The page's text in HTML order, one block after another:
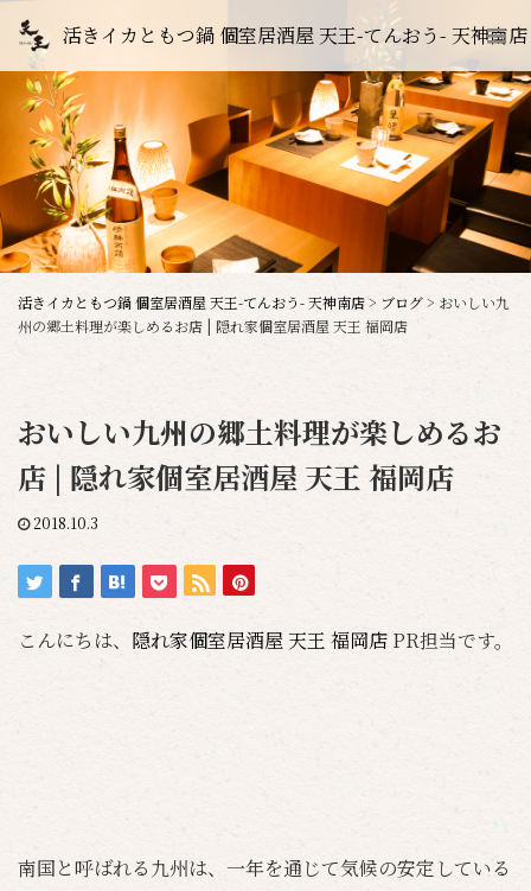
活きイカともつ鍋 個室居酒屋 天王-てんおう- 天神南店
活きイカともつ鍋 個室居酒屋 天王-てんおう- 天神南店> ブログ> おいしい九
州の郷土料理が楽しめるお店 | 隠れ家個室居酒屋 天王 福岡店
おいしい九州の郷土料理が楽しめるお
店 | 隠れ家個室居酒屋 天王 福岡店
2018.10.3
こんにちは、 隠れ家個室居酒屋 天王 福岡店 PR担当です。
南国と呼ばれる九州は、一年を通じて気候の安定している